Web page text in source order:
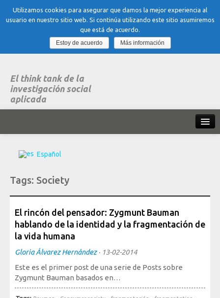
El think tank de la
investigación social
aplicada
Areas
de experiencia
Organización, Trabajo y Salud
Sociedad, Innovación y Salud
Internacional, Sectores y Salud
Blogs
Español
Tags: Society
El rincón del pensador: Zygmunt Bauman
hablando de la identidad y la fragmentación de
la vida humana
Gloria Álvarez Hernández· 13-02-2014
Este es el primer post de una serie de Posts sobre
Zygmunt Bauman basados en…
Utilizamos cookies para asegurar que damos la mejor experiencia al
usuario en nuestro sitio web. Si continúa utilizando este sitio asumiremos
que está de acuerdo.
Estoy de acuerdo
Más información